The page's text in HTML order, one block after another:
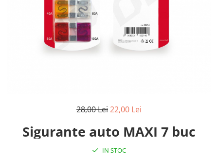
Reparatii si Renovare
28,00 Lei22,00 Lei
Sigurante auto MAXI 7 buc
IN STOC